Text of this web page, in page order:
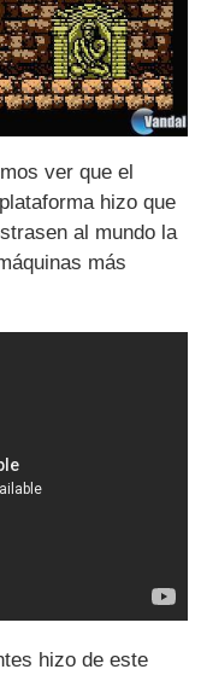
ver que el
hizo que
al mundo la
más
hizo de este